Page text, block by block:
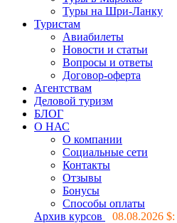
Туры на Шри-Ланку
Туристам
Авиабилеты
Новости и статьи
Вопросы и ответы
Договор-оферта
Агентствам
Деловой туризм
БЛОГ
О НАС
О компании
Социальные сети
Контакты
Отзывы
Бонусы
Способы оплаты
Архив курсов
08.08.2026 $: